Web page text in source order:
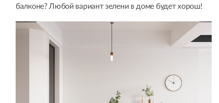
балконе? Любой вариант зелени в доме будет хорош!